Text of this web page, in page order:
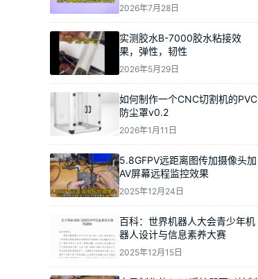
2026年7月28日
实测胶水B-7000胶水粘接效
果，弹性，韧性
2026年5月29日
如何制作一个CNC切割机的PVC
防尘罩v0.2
2026年1月11日
5.8GFPV远距离图传加摄像头加
AV屏幕远程监控效果
2025年12月24日
百科：世界机器人大会青少年机
器人设计与信息素养大赛
2025年12月15日